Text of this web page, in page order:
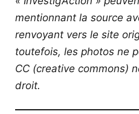
mentionnant la source
renvoyant vers le site
toutefois, les photos ne
CC (creative commons)
droit.